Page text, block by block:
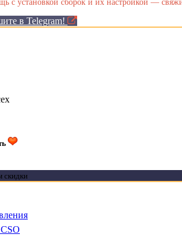
в Telegram!
скидки
CSO